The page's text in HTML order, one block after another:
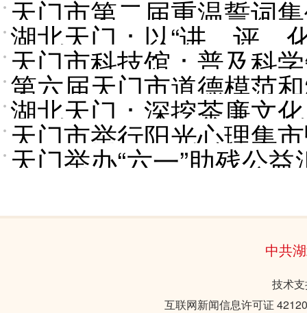
天门市第二届重温誓词
湖北天门：以“讲、评、
根
天门市科技馆：普及科
第六届天门市道德模范
仪式举行
湖北天门：深挖茶廉文
天门市举行阳光心理集
天门举办“六一”助残公益
中共
技术
互联网新闻信息许可证